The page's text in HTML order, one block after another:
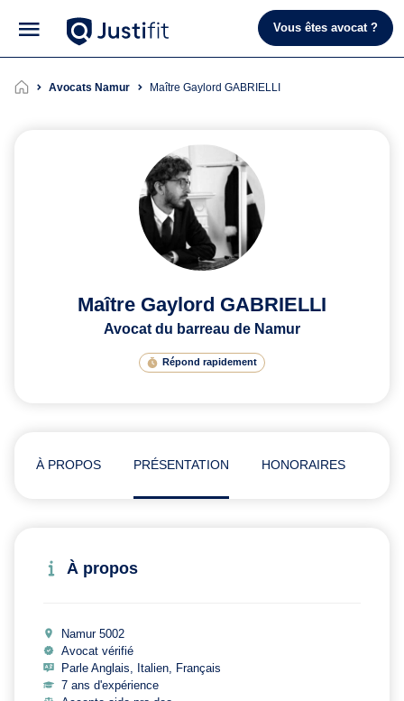
Vous êtes avocat ?
Avocats Namur Maître Gaylord GABRIELLI
Maître Gaylord GABRIELLI
Avocat du barreau de Namur
Répond rapidement
À PROPOS PRÉSENTATION HONORAIRES
À propos
Namur 5002
Avocat vérifié
Parle Anglais, Italien, Français
7 ans d'expérience